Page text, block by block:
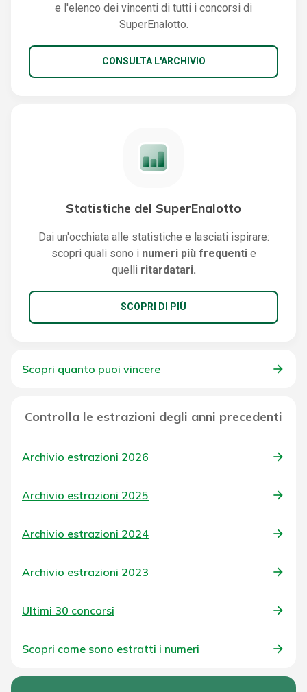
e l'elenco dei vincenti di tutti i concorsi di
SuperEnalotto.
CONSULTA L'ARCHIVIO
Statistiche del SuperEnalotto
Dai un'occhiata alle statistiche e lasciati ispirare:
scopri quali sono i numeri più frequenti e
quelli ritardatari.
SCOPRI DI PIÙ
Scopri quanto puoi vincere
Controlla le estrazioni degli anni precedenti
Archivio estrazioni 2026
Archivio estrazioni 2025
Archivio estrazioni 2024
Archivio estrazioni 2023
Ultimi 30 concorsi
Scopri come sono estratti i numeri